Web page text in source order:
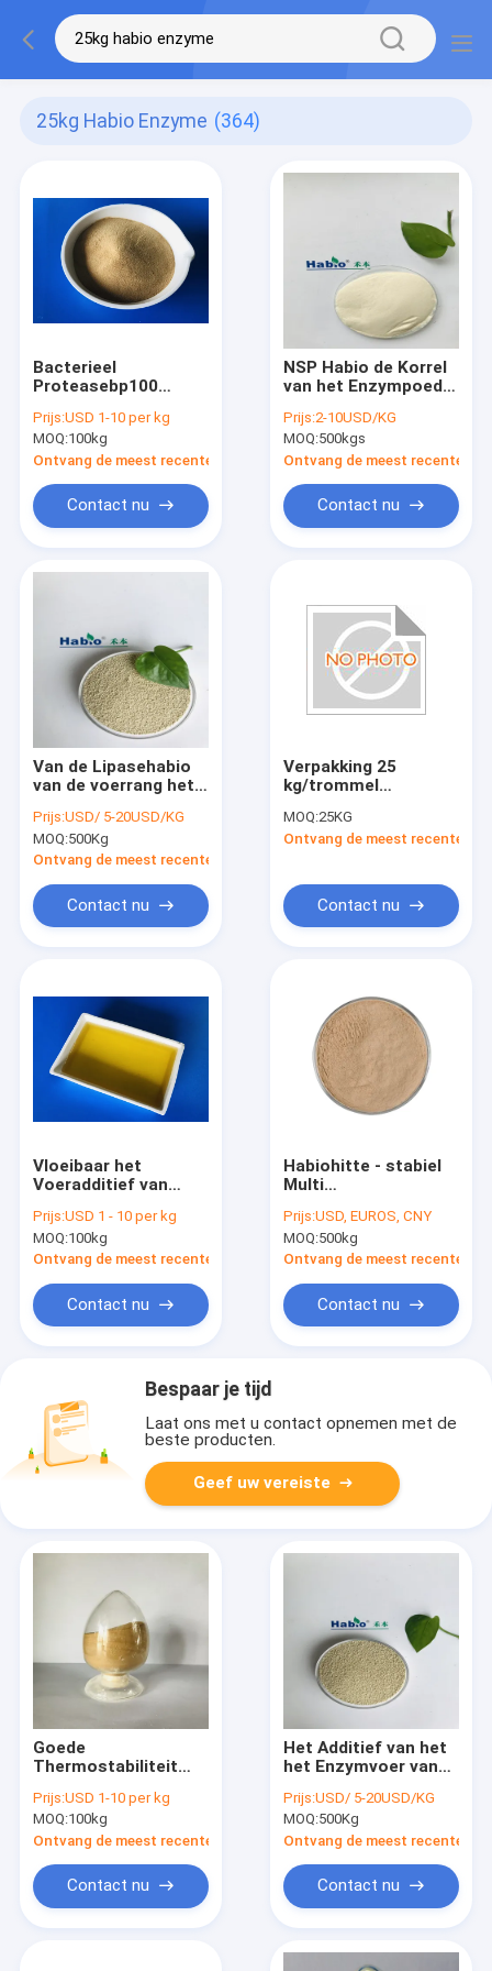
25kg Habio Enzyme (364)
Bacterieel
Proteasebp100
25kg/Bag voor Dierlijk
Additief
Prijs:USD 1-10 per kg
MOQ:100kg
Ontvang de meest recente Prijs
Contact nu
NSP Habio de Korrel
van het Enzympoeder
wordt gebruikt
25kg/Bag die
Prijs:2-10USD/KG
MOQ:500kgs
Ontvang de meest recente
Contact nu
Van de Lipasehabio
van de voerrang het
ISO9001-Certificatie
Prijs:USD/ 5-20USD/KG
MOQ:500Kg
Ontvang de meest recente Prijs
Contact nu
Verpakking 25
kg/trommel
Fytase-enzym in
poedervorm
MOQ:25KG
Ontvang de meest recente
Contact nu
Vloeibaar het
Voeradditief van
Vee en Gevogelte
Prijs:USD 1 - 10 per kg
MOQ:100kg
Ontvang de meest recente Prijs
Contact nu
Habiohitte - stabiel
Multi
Lichtbruin Poeder
voor Tarwegerst
Prijs:USD, EUROS, CNY
MOQ:500kg
Ontvang de meest recente
Contact nu
Bespaar je tijd
Laat ons met u contact opnemen met de
beste producten.
Geef uw vereiste
Goede
Thermostabiliteit
Protease voor Extile-
Industrie
Prijs:USD 1-10 per kg
MOQ:100kg
Ontvang de meest recente Prijs
Contact nu
Het Additief van het
het Enzymvoer van
Dierlijke
Huidvoorwaarde
Prijs:USD/ 5-20USD/KG
MOQ:500Kg
Ontvang de meest recente
Contact nu